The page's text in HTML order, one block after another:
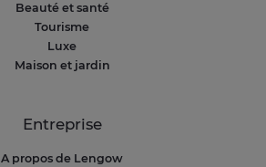
Beauté et santé
Tourisme
Luxe
Maison et jardin
Entreprise
A propos de Lengow